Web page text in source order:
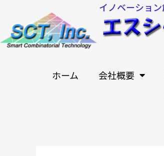
を
ス
イノベーショ
ホーム 会社概要